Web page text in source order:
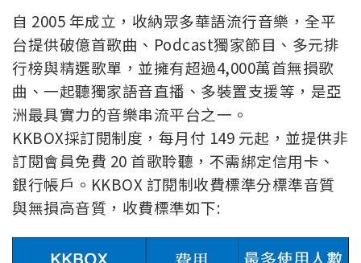
自 2005 年成立，收納眾多華語流行音樂，全平
台提供破億首歌曲、Podcast獨家節目、多元排
行榜與精選歌單，並擁有超過4,000萬首無損歌
曲、一起聽獨家語音直播、多裝置支援等，是亞
洲最具實力的音樂串流平台之一。
KKBOX採訂閱制度，每月付 149 元起，並提供非
訂閱會員免費 20 首歌聆聽，不需綁定信用卡、
銀行帳戶。 KKBOX 訂閱制收費標準分標準音質
與無損高音質，收費標準如下: